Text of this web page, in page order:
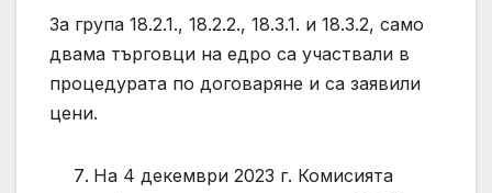
За група 18.2.1., 18.2.2., 18.3.1. и 18.3.2, само
двама търговци на едро са участвали в
процедурата по договаряне и са заявили
цени.
На 4 декември 2023 г. Комисията